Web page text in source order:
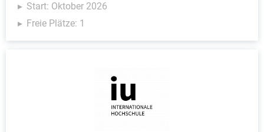
Start: Oktober 2026
Freie Plätze: 1